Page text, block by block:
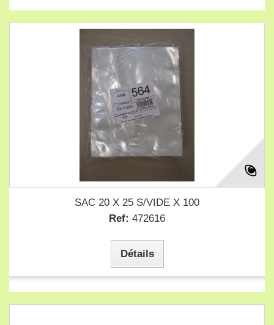
SAC 20 X 25 S/VIDE X 100
Ref: 472616
Détails